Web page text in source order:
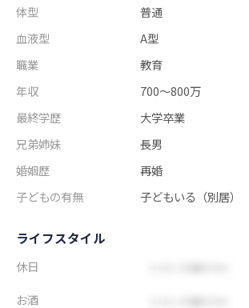
体型
普通
血液型
A型
職業
教育
年収
700～800万
最終学歴
大学卒業
兄弟姉妹
長男
婚姻歴
再婚
子どもの有無
子どもいる（別居）
ライフスタイル
休日
お酒